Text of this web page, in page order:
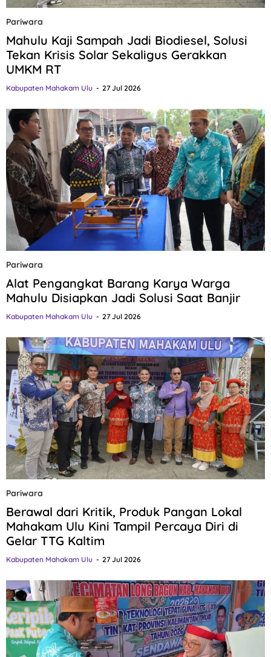
Pariwara
Mahulu Kaji Sampah Jadi Biodiesel, Solusi
Tekan Krisis Solar Sekaligus Gerakkan
UMKM RT
Kabupaten Mahakam Ulu 27 Jul 2026
Pariwara
Alat Pengangkat Barang Karya Warga
Mahulu Disiapkan Jadi Solusi Saat Banjir
Kabupaten Mahakam Ulu 27 Jul 2026
Pariwara
Berawal dari Kritik, Produk Pangan Lokal
Mahakam Ulu Kini Tampil Percaya Diri di
Gelar TTG Kaltim
Kabupaten Mahakam Ulu 27 Jul 2026